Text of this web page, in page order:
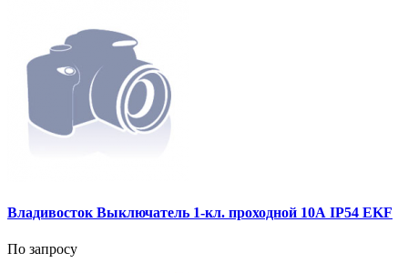
Владивосток Выключатель 1-кл. проходной 10А IP54 EKF
По запросу